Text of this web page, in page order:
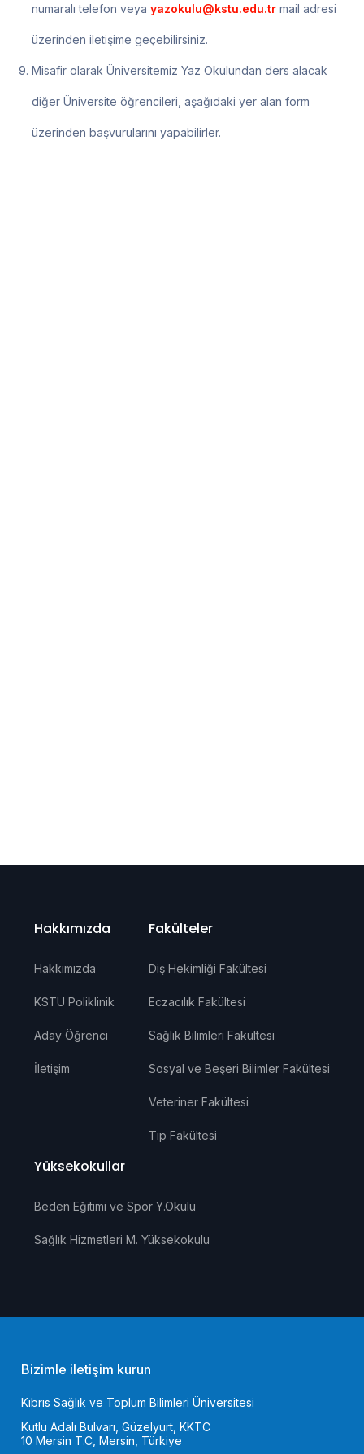
numaralı telefon veya yazokulu@kstu.edu.tr mail adresi
üzerinden iletişime geçebilirsiniz.
Misafir olarak Üniversitemiz Yaz Okulundan ders alacak
diğer Üniversite öğrencileri, aşağıdaki yer alan form
üzerinden başvurularını yapabilirler.
Bizimle iletişim kurun
Kıbrıs Sağlık ve Toplum Bilimleri Üniversitesi
Kutlu Adalı Bulvarı, Güzelyurt, KKTC
10 Mersin T.C, Mersin, Türkiye
Hakkımızda
Hakkımızda
KSTU Poliklinik
Aday Öğrenci
İletişim
Fakülteler
Diş Hekimliği Fakültesi
Eczacılık Fakültesi
Sağlık Bilimleri Fakültesi
Sosyal ve Beşeri Bilimler Fakültesi
Veteriner Fakültesi
Tıp Fakültesi
Yüksekokullar
Beden Eğitimi ve Spor Y.Okulu
Sağlık Hizmetleri M. Yüksekokulu